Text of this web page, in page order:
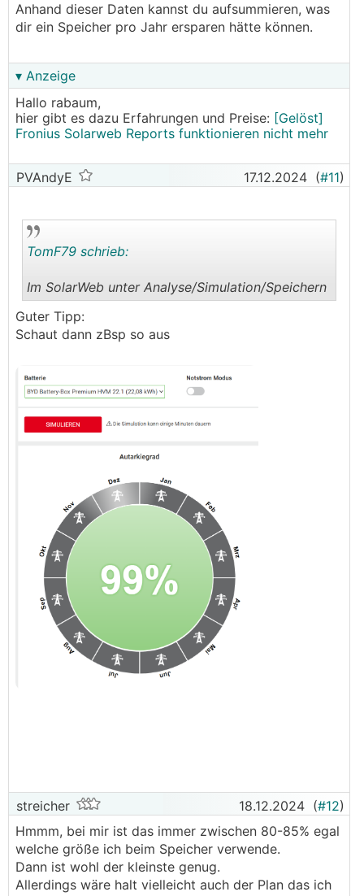
Anhand dieser Daten kannst du aufsummieren, was
dir ein Speicher pro Jahr ersparen hätte können.
▾ Anzeige
Hallo rabaum,
hier gibt es dazu Erfahrungen und Preise: [Gelöst]
Fronius Solarweb Reports funktionieren nicht mehr
PVAndyE 17.12.2024 (#11)
TomF79 schrieb:
Im SolarWeb unter Analyse/Simulation/Speichern
Guter Tipp:
Schaut dann zBsp so aus
streicher 18.12.2024 (#12)
Hmmm, bei mir ist das immer zwischen 80-85% egal
welche größe ich beim Speicher verwende.
Dann ist wohl der kleinste genug.
Allerdings wäre halt vielleicht auch der Plan das ich